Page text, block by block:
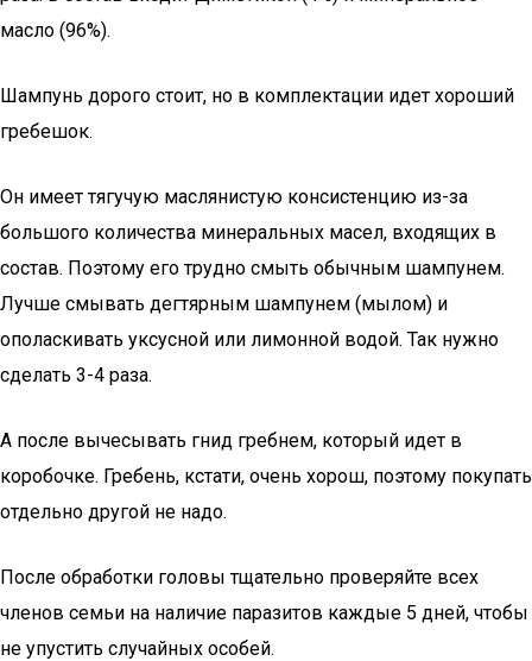
масло (96%).
Шампунь дорого стоит, но в комплектации идет хороший
гребешок.
Он имеет тягучую маслянистую консистенцию из-за
большого количества минеральных масел, входящих в
состав. Поэтому его трудно смыть обычным шампунем.
Лучше смывать дегтярным шампунем (мылом) и
ополаскивать уксусной или лимонной водой. Так нужно
сделать 3-4 раза.
А после вычесывать гнид гребнем, который идет в
коробочке. Гребень, кстати, очень хорош, поэтому покупать
отдельно другой не надо.
После обработки головы тщательно проверяйте всех
членов семьи на наличие паразитов каждые 5 дней, чтобы
не упустить случайных особей.